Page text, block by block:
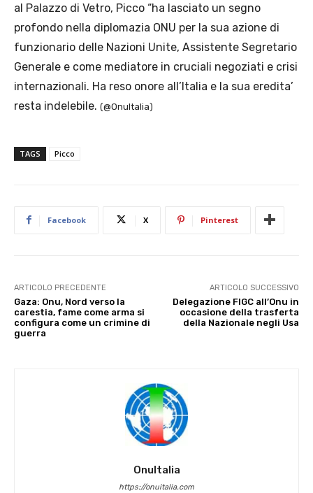
al Palazzo di Vetro, Picco “ha lasciato un segno
profondo nella diplomazia ONU per la sua azione di
funzionario delle Nazioni Unite, Assistente Segretario
Generale e come mediatore in cruciali negoziati e crisi
internazionali. Ha reso onore all’Italia e la sua eredita’
resta indelebile. (@OnuItalia)
TAGS Picco
Facebook X Pinterest
ARTICOLO PRECEDENTE
Gaza: Onu, Nord verso la
carestia, fame come arma si
configura come un crimine di
guerra
ARTICOLO SUCCESSIVO
Delegazione FIGC all’Onu in
occasione della trasferta
della Nazionale negli Usa
OnuItalia
https://onuitalia.com